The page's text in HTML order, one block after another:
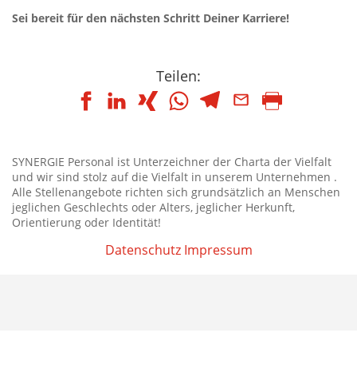
Sei bereit für den nächsten Schritt Deiner Karriere!
Teilen:
SYNERGIE Personal ist Unterzeichner der Charta der Vielfalt
und wir sind stolz auf die Vielfalt in unserem Unternehmen .
Alle Stellenangebote richten sich grundsätzlich an Menschen
jeglichen Geschlechts oder Alters, jeglicher Herkunft,
Orientierung oder Identität!
Datenschutz Impressum